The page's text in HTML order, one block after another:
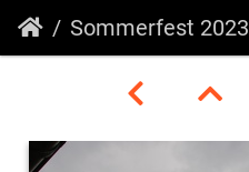
Sommerfest 2023